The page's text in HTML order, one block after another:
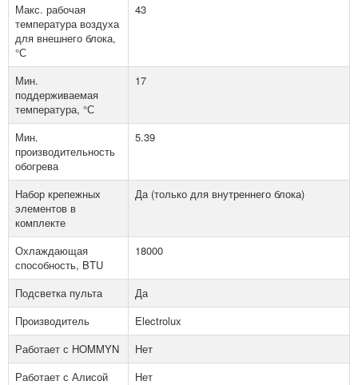
Макс. рабочая
температура воздуха
для внешнего блока,
°С
43
Мин.
поддерживаемая
температура, °С
17
Мин.
производительность
обогрева
5.39
Набор крепежных
элементов в
комплекте
Да (только для внутреннего блока)
Охлаждающая
способность, BTU
18000
Подсветка пульта
Да
Производитель
Electrolux
Работает с HOMMYN
Нет
Работает с Алисой
Нет